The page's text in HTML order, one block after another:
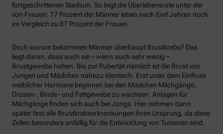
fortgeschrittenen Stadium. So liegt die Überlebensrate unter der
von Frauen: 77 Prozent der Männer leben nach fünf Jahren noch
im Vergleich zu 87 Prozent der Frauen.
Doch warum bekommen Männer überhaupt Brustkrebs? Das
liegt daran, dass auch sie – wenn auch sehr wenig –
Brustgewebe haben. Bis zur Pubertät nämlich ist die Brust von
Jungen und Mädchen nahezu identisch. Erst unter dem Einfluss
weiblicher Hormone beginnen bei den Mädchen Milchgänge,
Drüsen-, Binde- und Fettgewebe zu wachsen. Anlagen für
Milchgänge finden sich auch bei Jungs. Hier nehmen dann
später fast alle Brustkrebserkrankungen ihren Ursprung, da diese
Zellen besonders anfällig für die Entwicklung von Tumoren sind.